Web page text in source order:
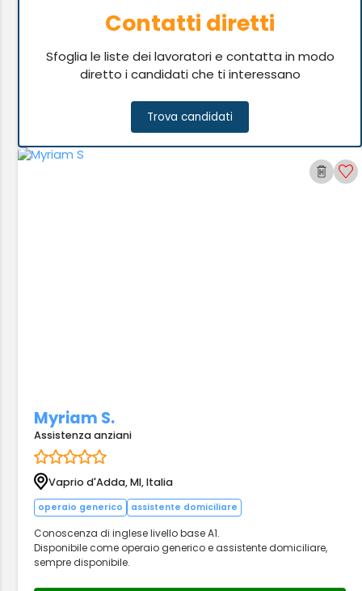
Contatti diretti
Sfoglia le liste dei lavoratori e contatta in modo
diretto i candidati che ti interessano
Trova candidati
Myriam S.
Assistenza anziani
Vaprio d'Adda, MI, Italia
operaio generico assistente domiciliare
Conoscenza di inglese livello base A1.
Disponibile come operaio generico e assistente domiciliare,
sempre disponibile.